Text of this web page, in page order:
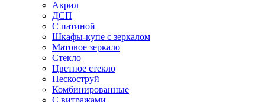
Акрил
ДСП
С патиной
Шкафы-купе с зеркалом
Матовое зеркало
Стекло
Цветное стекло
Пескоструй
Комбинированные
С витражами